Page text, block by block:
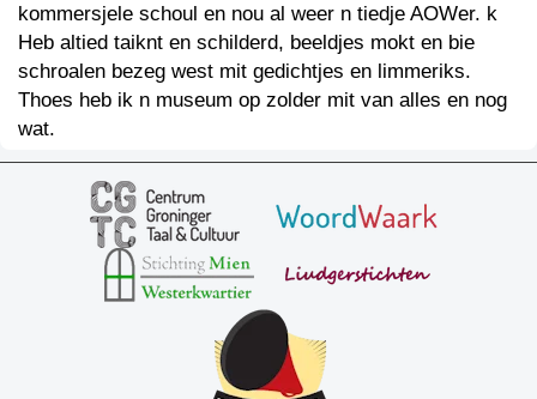
kommersjele schoul en nou al weer n tiedje AOWer. k
Heb altied taiknt en schilderd, beeldjes mokt en bie
schroalen bezeg west mit gedichtjes en limmeriks.
Thoes heb ik n museum op zolder mit van alles en nog
wat.